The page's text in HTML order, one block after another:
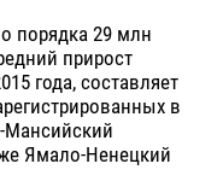
порядка 29 млн
прирост
года, составляет
в
Мансийский
Ямало-Ненецкий